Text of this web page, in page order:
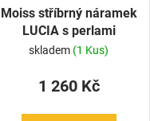
Moiss stříbrný náramek
LUCIA s perlami
BP000028
skladem (1 Kus)
1 260 Kč